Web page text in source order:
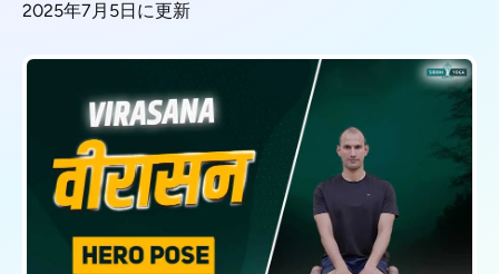
2025年7月5日に更新